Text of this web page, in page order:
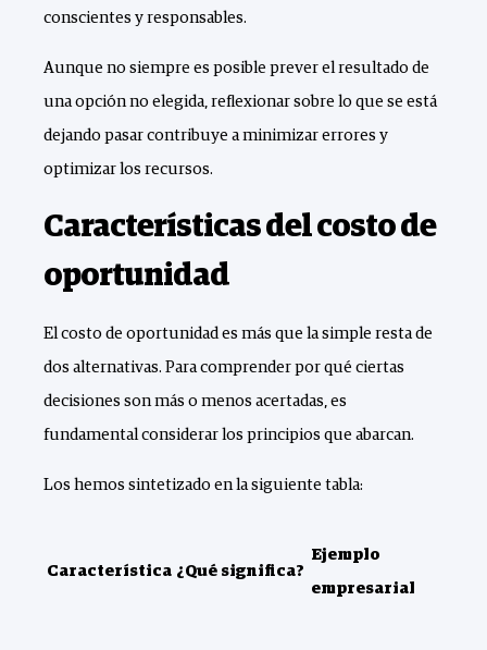
conscientes y responsables.
Aunque no siempre es posible prever el resultado de
una opción no elegida, reflexionar sobre lo que se está
dejando pasar contribuye a minimizar errores y
optimizar los recursos.
Características del costo de
oportunidad
El costo de oportunidad es más que la simple resta de
dos alternativas. Para comprender por qué ciertas
decisiones son más o menos acertadas, es
fundamental considerar los principios que abarcan.
Los hemos sintetizado en la siguiente tabla:
Característica ¿Qué significa?
Ejemplo
empresarial